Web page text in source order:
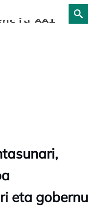
eta gobernu